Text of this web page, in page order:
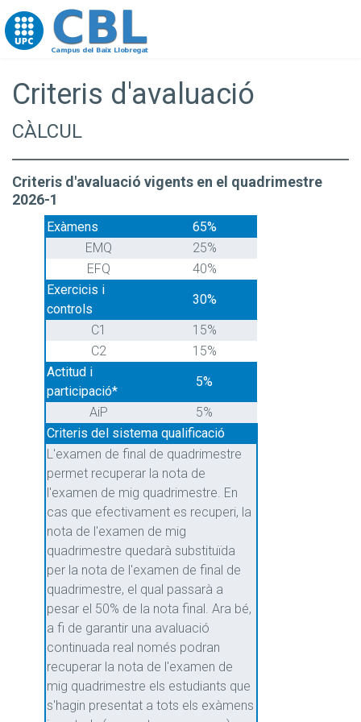
Go to upc.edu
Criteris d'avaluació
CÀLCUL
Criteris d'avaluació vigents en el quadrimestre
2026-1
Exàmens
65%
EMQ
25%
EFQ
40%
Exercicis i
controls
30%
C1
15%
C2
15%
Actitud i
participació*
5%
AiP
5%
Criteris del sistema qualificació
L'examen de final de quadrimestre
permet recuperar la nota de
l'examen de mig quadrimestre. En
cas que efectivament es recuperi, la
nota de l'examen de mig
quadrimestre quedarà substituïda
per la nota de l'examen de final de
quadrimestre, el qual passarà a
pesar el 50% de la nota final. Ara bé,
a fi de garantir una avaluació
continuada real només podran
recuperar la nota de l'examen de
mig quadrimestre els estudiants que
s'hagin presentat a tots els exàmens